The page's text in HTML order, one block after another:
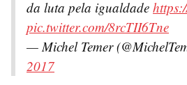
da luta pela igualdade
pic.twitter.com/8rcTII6Tne
— Michel Temer
2017